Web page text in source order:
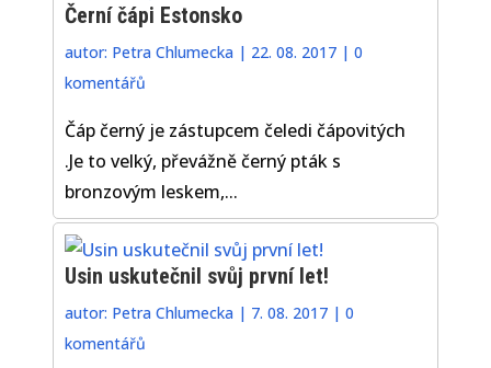
Černí čápi Estonsko
autor: Petra Chlumecka | 22. 08. 2017 |0
komentářů
Čáp černý je zástupcem čeledi čápovitých
.Je to velký, převážně černý pták s
bronzovým leskem,...
Usin uskutečnil svůj první let!
autor: Petra Chlumecka | 7. 08. 2017 |0
komentářů